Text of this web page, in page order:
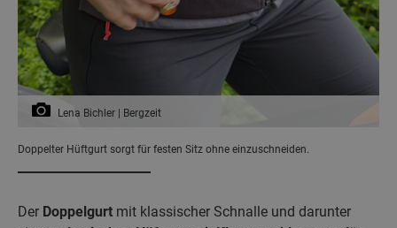
Lena Bichler | Bergzeit
Doppelter Hüftgurt sorgt für festen Sitz ohne einzuschneiden.
Der Doppelgurt mit klassischer Schnalle und darunter